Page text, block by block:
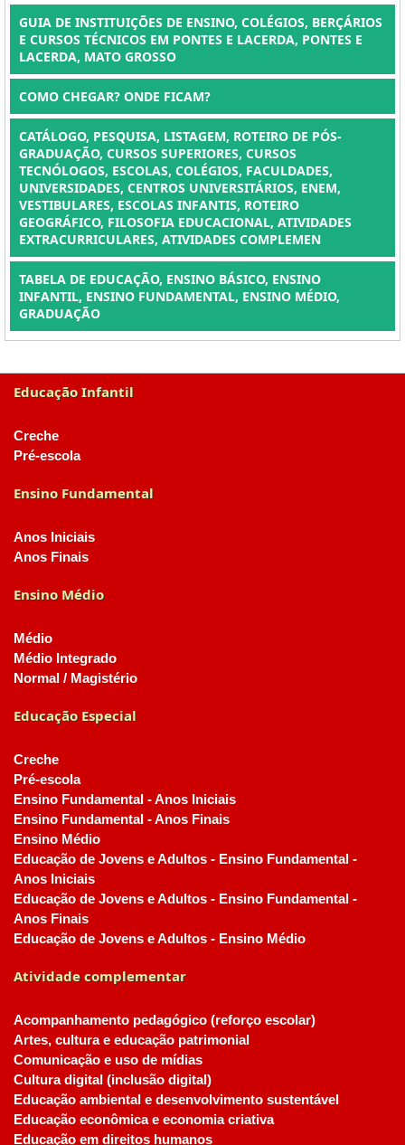
GUIA DE INSTITUIÇÕES DE ENSINO, COLÉGIOS, BERÇÁRIOS
E CURSOS TÉCNICOS EM PONTES E LACERDA, PONTES E
LACERDA, MATO GROSSO
COMO CHEGAR? ONDE FICAM?
CATÁLOGO, PESQUISA, LISTAGEM, ROTEIRO DE PÓS-
GRADUAÇÃO, CURSOS SUPERIORES, CURSOS
TECNÓLOGOS, ESCOLAS, COLÉGIOS, FACULDADES,
UNIVERSIDADES, CENTROS UNIVERSITÁRIOS, ENEM,
VESTIBULARES, ESCOLAS INFANTIS, ROTEIRO
GEOGRÁFICO, FILOSOFIA EDUCACIONAL, ATIVIDADES
EXTRACURRICULARES, ATIVIDADES COMPLEMEN
TABELA DE EDUCAÇÃO, ENSINO BÁSICO, ENSINO
INFANTIL, ENSINO FUNDAMENTAL, ENSINO MÉDIO,
GRADUAÇÃO
Educação Infantil
Creche
Pré-escola
Ensino Fundamental
Anos Iniciais
Anos Finais
Ensino Médio
Médio
Médio Integrado
Normal / Magistério
Educação Especial
Creche
Pré-escola
Ensino Fundamental - Anos Iniciais
Ensino Fundamental - Anos Finais
Ensino Médio
Educação de Jovens e Adultos - Ensino Fundamental -
Anos Iniciais
Educação de Jovens e Adultos - Ensino Fundamental -
Anos Finais
Educação de Jovens e Adultos - Ensino Médio
Atividade complementar
Acompanhamento pedagógico (reforço escolar)
Artes, cultura e educação patrimonial
Comunicação e uso de mídias
Cultura digital (inclusão digital)
Educação ambiental e desenvolvimento sustentável
Educação econômica e economia criativa
Educação em direitos humanos